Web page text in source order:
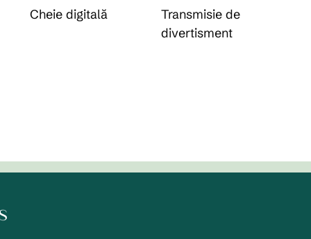
Cheie digitală
Transmisie de
divertisment